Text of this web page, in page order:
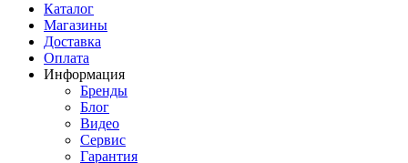
Каталог
Магазины
Доставка
Оплата
Информация
Бренды
Блог
Видео
Сервис
Гарантия